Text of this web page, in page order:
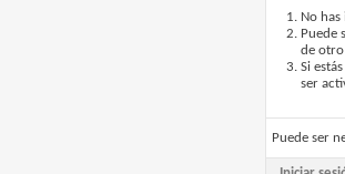
No
Puede
de otro
Si
ser
Puede ser